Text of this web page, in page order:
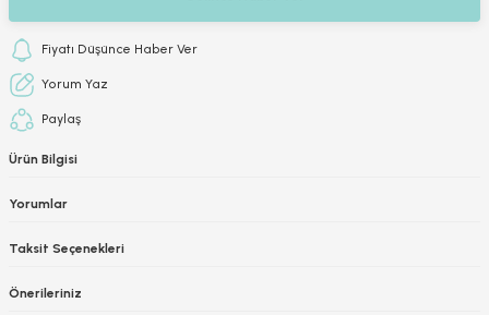
Fiyatı Düşünce Haber Ver
Yorum Yaz
Paylaş
Ürün Bilgisi
Yorumlar
Taksit Seçenekleri
Önerileriniz